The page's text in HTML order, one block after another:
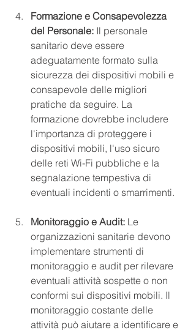
Formazione e Consapevolezza
del Personale: Il personale
sanitario deve essere
adeguatamente formato sulla
sicurezza dei dispositivi mobili e
consapevole delle migliori
pratiche da seguire. La
formazione dovrebbe includere
l'importanza di proteggere i
dispositivi mobili, l'uso sicuro
delle reti Wi-Fi pubbliche e la
segnalazione tempestiva di
eventuali incidenti o smarrimenti.
Monitoraggio e Audit: Le
organizzazioni sanitarie devono
implementare strumenti di
monitoraggio e audit per rilevare
eventuali attività sospette o non
conformi sui dispositivi mobili. Il
monitoraggio costante delle
attività può aiutare a identificare e